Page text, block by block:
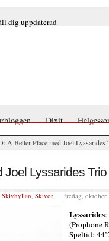
dig uppdaterad
Dixit
A Better Place med Joel Lyssarides
Joel Lyssarides Trio
Skivhyllan, Skivor fredag, oktober
Lyssarides:
(Prophone
Speltid: